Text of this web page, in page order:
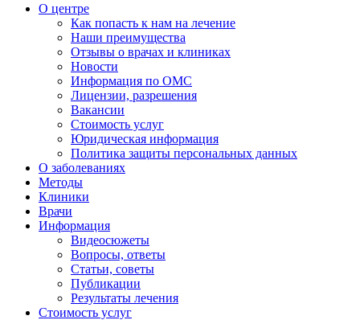
О центре
Как попасть к нам на лечение
Наши преимущества
Отзывы о врачах и клиниках
Новости
Информация по ОМС
Лицензии, разрешения
Вакансии
Стоимость услуг
Юридическая информация
Политика защиты персональных данных
О заболеваниях
Методы
Клиники
Врачи
Информация
Видеосюжеты
Вопросы, ответы
Статьи, советы
Публикации
Результаты лечения
Стоимость услуг